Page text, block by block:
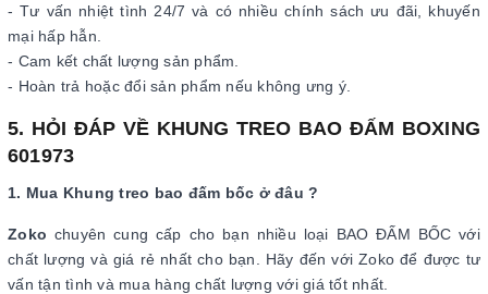
- Tư vấn nhiệt tình 24/7 và có nhiều chính sách ưu đãi, khuyến
mại hấp hẫn.
- Cam kết chất lượng sản phẩm.
- Hoàn trả hoặc đổi sản phẩm nếu không ưng ý.
5. HỎI ĐÁP VỀ KHUNG TREO BAO ĐẤM BOXING
601973
1. Mua Khung treo bao đấm bốc ở đâu ?
Zoko chuyên cung cấp cho bạn nhiều loại BAO ĐẤM BỐC với
chất lượng và giá rẻ nhất cho bạn. Hãy đến với Zoko để được tư
vấn tận tình và mua hàng chất lượng với giá tốt nhất.